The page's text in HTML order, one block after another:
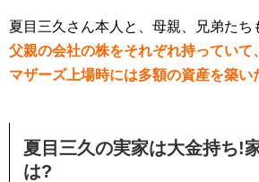
夏目三久さん本人と、母親、兄弟たち
父親の会社の株をそれぞれ持っていて、
マザーズ上場時には多額の資産を築い
夏目三久の実家は大金持ち!
は?